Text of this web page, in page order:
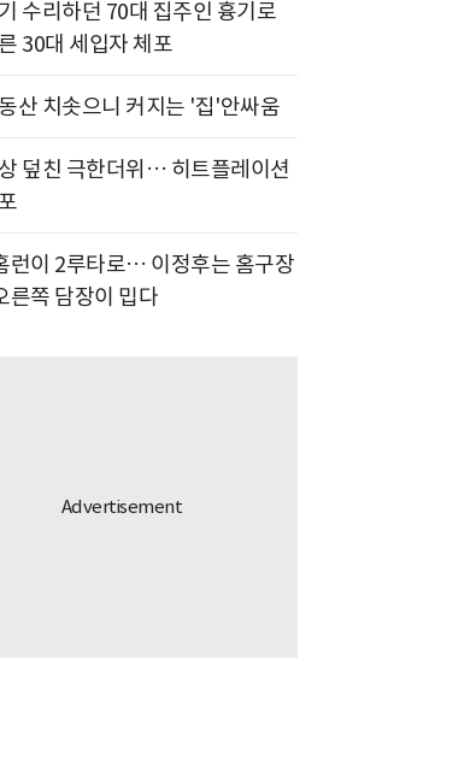
수리하던 70대 집주인 흉기로
30대 세입자 체포
산 치솟으니 커지는 '집'안싸움
덮친 극한더위… 히트플레이션
런이 2루타로… 이정후는 홈구장
른쪽 담장이 밉다